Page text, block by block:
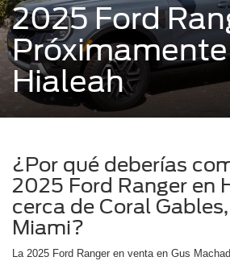
2025 Ford
Hialeah
¿Por qué deberías
2025 Ford Ranger en
cerca de Coral
Miami?
La 2025 Ford Ranger en venta en Gus